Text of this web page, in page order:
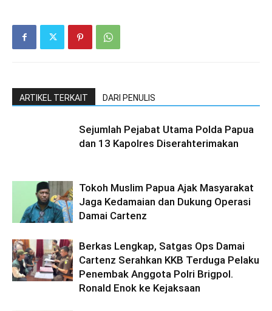
ARTIKEL TERKAIT DARI PENULIS
Sejumlah Pejabat Utama Polda Papua
dan 13 Kapolres Diserahterimakan
Tokoh Muslim Papua Ajak Masyarakat
Jaga Kedamaian dan Dukung Operasi
Damai Cartenz
Berkas Lengkap, Satgas Ops Damai
Cartenz Serahkan KKB Terduga Pelaku
Penembak Anggota Polri Brigpol.
Ronald Enok ke Kejaksaan